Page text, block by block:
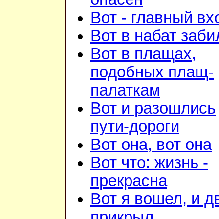
Вот - главный
Вот в набат
Вот в плащах,
подобных плащ-
палаткам
Вот и разошлись
пути-дороги
Вот она, вот она
Вот что: жизнь -
прекрасна
Вот я вошел, и